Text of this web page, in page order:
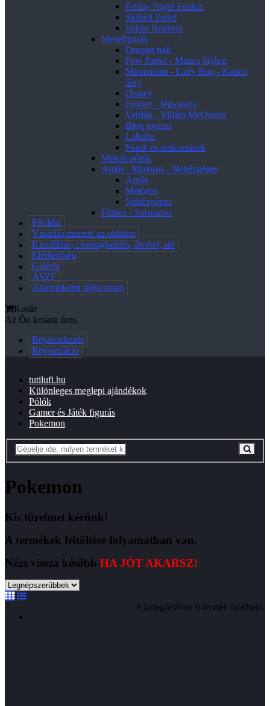
Friday Night Funkin
Skibidi Toilet
Italian Brainrot
Mesefigurás
Dragon ball
Paw Patrol - Mancs őrjárat
Miraculous - Lady Bug - Katica
lány
Disney
Frozen - Jégvarázs
Verdák - Villám McQueen
Bing nyuszi
Labubu
Pónik és unikornisok
Mókás pólók
Autós - Motoros - Nehézgépes
Autós
Motoros
Nehézgépes
Filmes - Sorozatos
Főoldal
Vásárlás menete az oldalon
Kiszállítás, csomagküldés, átvétel, stb
Elérhetőség
Galéria
ÁSZF
Adatvédelmi tájékoztató
Kosár
Az Ön kosara üres.
Bejelentkezés
Regisztráció
tutilufi.hu
Különleges meglepi ajándékok
Pólók
Gamer és Játék figurás
Pokemon
Pokemon
Kis türelmet kérünk!
A termékek feltöltése folyamatban van.
Nézz vissza később HA JÓT AKARSZ!
A kategóriában 6 termék található.